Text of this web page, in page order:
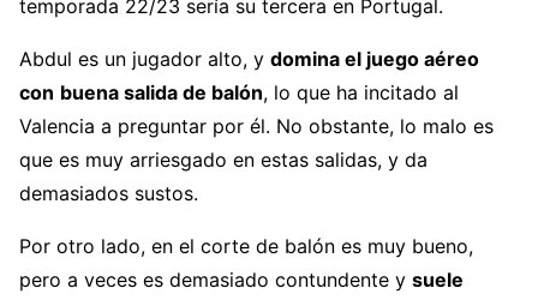
temporada 22/23 sería su tercera en Portugal.
Abdul es un jugador alto, y domina el juego aéreo
con buena salida de balón, lo que ha incitado al
Valencia a preguntar por él. No obstante, lo malo es
que es muy arriesgado en estas salidas, y da
demasiados sustos.
Por otro lado, en el corte de balón es muy bueno,
pero a veces es demasiado contundente y suele